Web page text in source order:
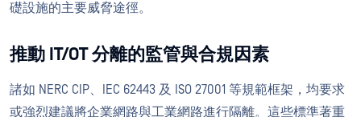
礎設施的主要威脅途徑。
推動 IT/OT 分離的監管與合規因素
諸如 NERC CIP、IEC 62443 及 ISO 27001 等規範框架，均要求
或強烈建議將企業網路與工業網路進行隔離。這些標準著重